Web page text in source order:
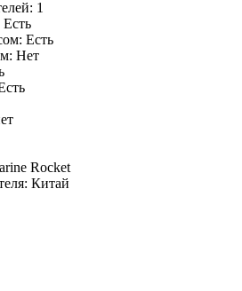
1
Есть
Есть
Нет
Rocket
Китай